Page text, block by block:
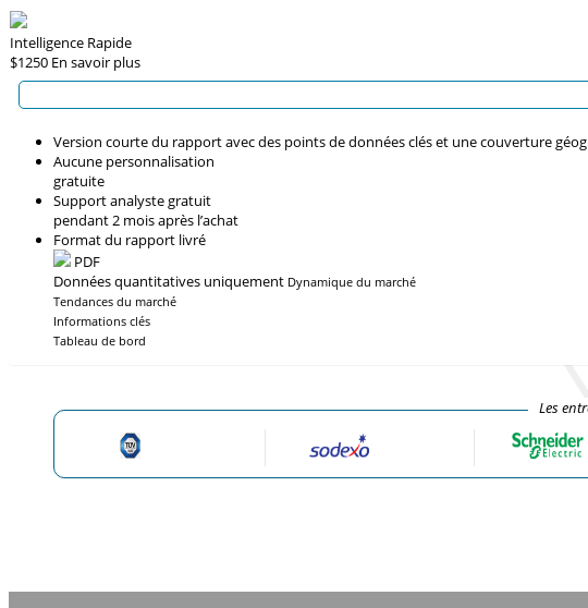
Intelligence Rapide
$1250 En savoir plus
Version courte du rapport avec des points de données clés et une couverture
Aucune personnalisation
gratuite
Support analyste gratuit
pendant 2 mois après l’achat
Format du rapport livré
PDF
Données quantitatives uniquement Dynamique du marché
Tendances du marché
Informations clés
Tableau de bord
Les